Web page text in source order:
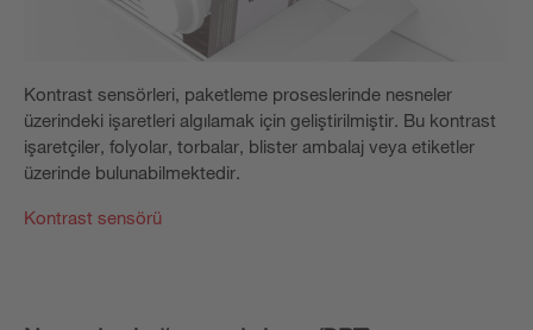
Kontrast sensörleri, paketleme proseslerinde nesneler
üzerindeki işaretleri algılamak için geliştirilmiştir. Bu kontrast
işaretçiler, folyolar, torbalar, blister ambalaj veya etiketler
üzerinde bulunabilmektedir.
Kontrast sensörü